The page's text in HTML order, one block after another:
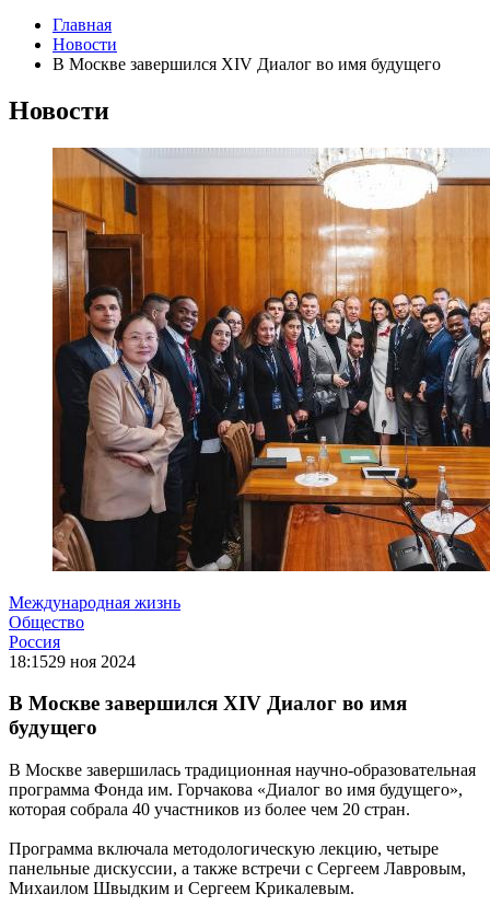
Главная
Новости
В Москве завершился XIV Диалог во имя будущего
Новости
Международная жизнь
Общество
Россия
18:1529 ноя 2024
В Москве завершился XIV Диалог во имя
будущего
В Москве завершилась традиционная научно-образовательная
программа Фонда им. Горчакова «Диалог во имя будущего»,
которая собрала 40 участников из более чем 20 стран.
Программа включала методологическую лекцию, четыре
панельные дискуссии, а также встречи с Сергеем Лавровым,
Михаилом Швыдким и Сергеем Крикалевым.